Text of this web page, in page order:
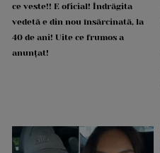
ce veste!! E oficial! Îndrăgita
vedetă e din nou însărcinată, la
40 de ani! Uite ce frumos a
anunțat!